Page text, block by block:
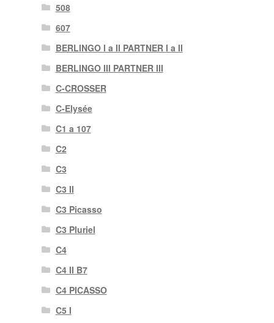
508
607
BERLINGO I a II PARTNER I a II
BERLINGO III PARTNER III
C-CROSSER
C-Elysée
C1 a 107
C2
C3
C3 II
C3 Picasso
C3 Pluriel
C4
C4 II B7
C4 PICASSO
C5 I